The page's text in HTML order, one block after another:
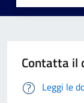
Contatta il
Leggi le